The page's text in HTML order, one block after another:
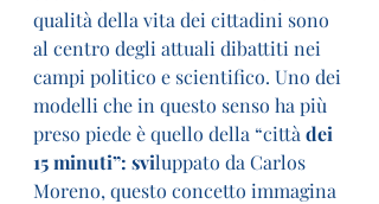
qualità della vita dei cittadini sono
al centro degli attuali dibattiti nei
campi politico e scientifico. Uno dei
modelli che in questo senso ha più
preso piede è quello della “città dei
15 minuti”: sviluppato da Carlos
Moreno, questo concetto immagina